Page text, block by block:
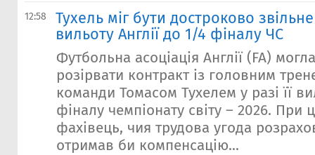
12:58
Тухель міг бути достроково
вильоту Англії до 1/4 фіналу ЧС
Футбольна асоціація Англії (FA)
розірвати контракт із головним
команди Томасом Тухелем у разі її
фіналу чемпіонату світу – 2026. При
фахівець, чия трудова угода
отримав би компенсацію...